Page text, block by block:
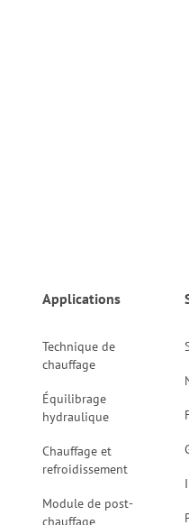
Applications
Technique de
chauffage
Équilibrage
hydraulique
Chauffage et
refroidissement
Module de post-
chauffage